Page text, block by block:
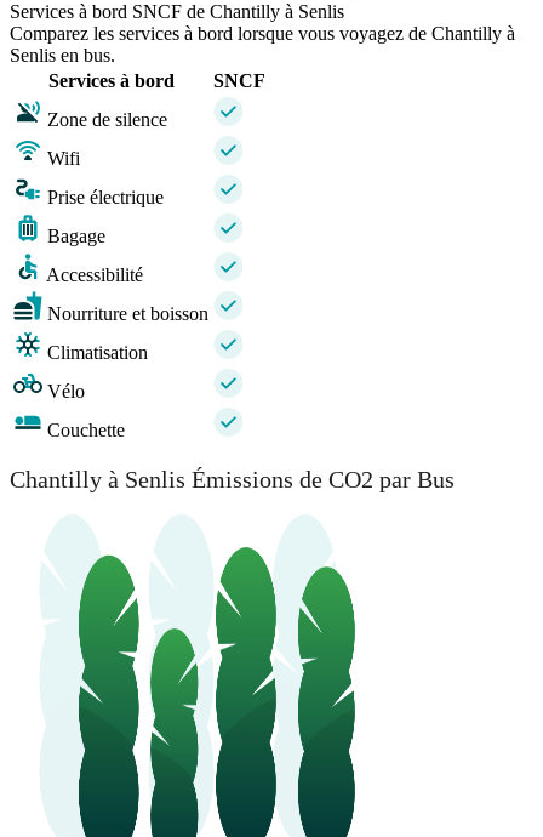
Services à bord SNCF de Chantilly à Senlis
Comparez les services à bord lorsque vous voyagez de Chantilly à
Senlis en bus.
Services à bord
SNCF
Zone de silence
Wifi
Prise électrique
Bagage
Accessibilité
Nourriture et boisson
Climatisation
Vélo
Couchette
Chantilly à Senlis Émissions de CO2 par Bus